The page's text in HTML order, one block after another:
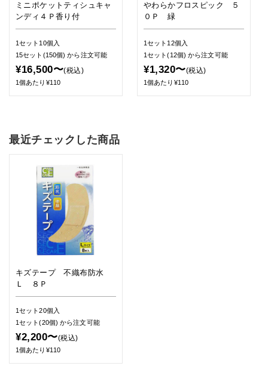
ミニポケットティシュキャ
ンディ４Ｐ香り付
1セット10個入
15セット(150個)から注文可能
¥16,500〜(税込)
1個あたり¥110
やわらかフロスピック ５
０Ｐ 緑
1セット12個入
1セット(12個)から注文可能
¥1,320〜(税込)
1個あたり¥110
最近チェックした商品
キズテープ 不織布防水
Ｌ ８Ｐ
1セット20個入
1セット(20個)から注文可能
¥2,200〜(税込)
1個あたり¥110